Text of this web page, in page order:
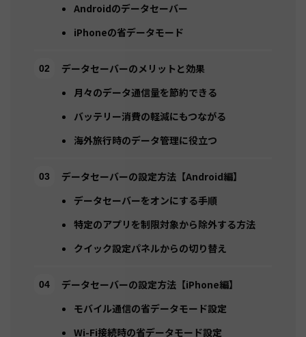
Androidのデータセーバー
iPhoneの省データモード
データセーバーのメリットと効果
月々のデータ通信量を節約できる
バッテリー消費の軽減にもつながる
海外旅行時のデータ管理に役立つ
データセーバーの設定方法【Android編】
データセーバーをオンにする手順
特定のアプリを制限対象から除外する方法
クイック設定パネルからの切り替え
データセーバーの設定方法【iPhone編】
モバイル通信の省データモード設定
Wi-Fi接続時の省データモード設定